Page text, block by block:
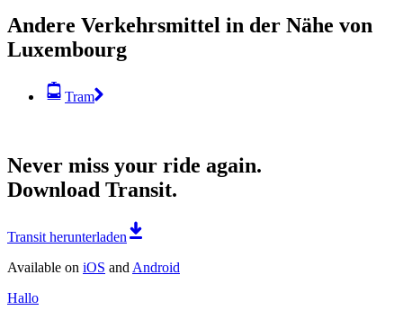
Andere Verkehrsmittel in der Nähe von
Luxembourg
Tram
Never miss your ride again.
Download Transit.
Transit herunterladen
Available on iOS and Android
Hallo